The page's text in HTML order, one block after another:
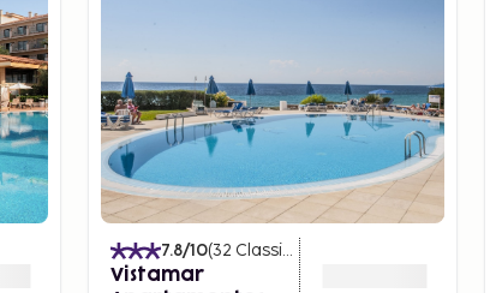
7.8/10(32 Classificações
Vistamar